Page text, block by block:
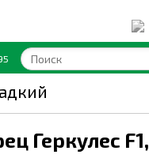
Геркулес F1,